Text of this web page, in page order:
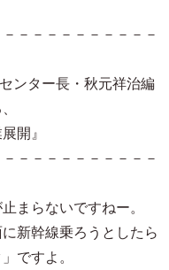
－－－－－－－－－－
ンター長・秋元祥治編
開』
－－－－－－－－－－
まらないですねー。
新幹線乗ろうとしたら
ですよ。